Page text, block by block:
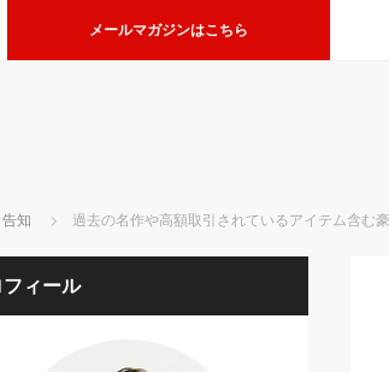
メールマガジンはこちら
告知 過去の名作や高額取引されているアイテム含む
フィール